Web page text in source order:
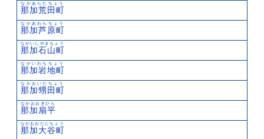
那加荒田町
なかあらたちょう
那加芦原町
なかあわらちょう
那加石山町
なかいしやまちょう
那加岩地町
なかいわちちょう
那加甥田町
なかおいだちょう
那加扇平
なかおおぎひら
那加大谷町
なかおおたにちょう